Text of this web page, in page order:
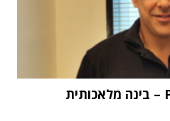
"העתיד הוא Physical AI – בינה מלאכותית